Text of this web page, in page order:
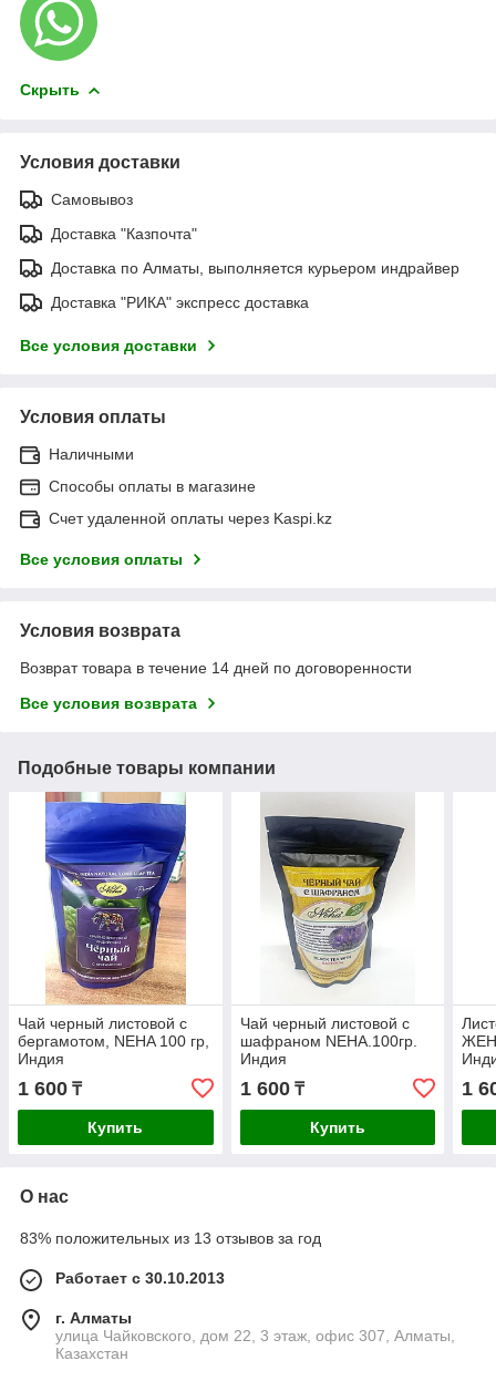
Скрыть
Условия доставки
Самовывоз
Доставка "Казпочта"
Доставка по Алматы, выполняется курьером индрайвер
Доставка "РИКА" экспресс доставка
Все условия доставки
Условия оплаты
Наличными
Способы оплаты в магазине
Счет удаленной оплаты через Kaspi.kz
Все условия оплаты
Условия возврата
Возврат товара в течение 14 дней по договоренности
Все условия возврата
Подобные товары компании
Чай черный листовой с
бергамотом, NEHA 100 гр,
Индия
1 600 ₸
Купить
Чай черный листовой с
шафраном NEHA.100гр.
Индия
1 600₸
Купить
1
О нас
83% положительных из 13 отзывов за год
Работает с 30.10.2013
г. Алматы
улица Чайковского, дом 22, 3 этаж, офис 307, Алматы,
Казахстан